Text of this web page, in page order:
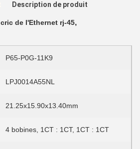
Description de produit
cric de l'Ethernet rj-45,
P65-P0G-11K9
LPJ0014A55NL
21.25x15.90x13.40mm
4 bobines, 1CT : 1CT, 1CT : 1CT